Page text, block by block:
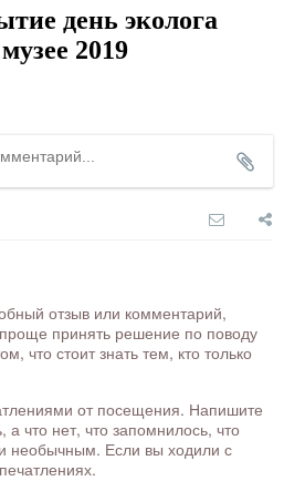
день эколога
2019
отзыв или комментарий,
принять решение по поводу
что стоит знать тем, кто только
от посещения. Напишите
что нет, что запомнилось, что
необычным. Если вы ходили с